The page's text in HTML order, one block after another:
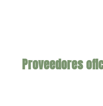
Proveedores